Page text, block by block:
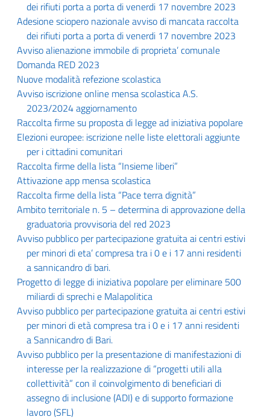
dei rifiuti porta a porta di venerdi 17 novembre 2023
Adesione sciopero nazionale avviso di mancata raccolta
dei rifiuti porta a porta di venerdi 17 novembre 2023
Avviso alienazione immobile di proprieta’ comunale
Domanda RED 2023
Nuove modalità refezione scolastica
Avviso iscrizione online mensa scolastica A.S.
2023/2024 aggiornamento
Raccolta firme su proposta di legge ad iniziativa popolare
Elezioni europee: iscrizione nelle liste elettorali aggiunte
per i cittadini comunitari
Raccolta firme della lista “Insieme liberi”
Attivazione app mensa scolastica
Raccolta firme della lista “Pace terra dignità”
Ambito territoriale n. 5 – determina di approvazione della
graduatoria provvisoria del red 2023
Avviso pubblico per partecipazione gratuita ai centri estivi
per minori di eta’ compresa tra i 0 e i 17 anni residenti
a sannicandro di bari.
Progetto di legge di iniziativa popolare per eliminare 500
miliardi di sprechi e Malapolitica
Avviso pubblico per partecipazione gratuita ai centri estivi
per minori di età compresa tra i 0 e i 17 anni residenti
a Sannicandro di Bari.
Avviso pubblico per la presentazione di manifestazioni di
interesse per la realizzazione di “progetti utili alla
collettività” con il coinvolgimento di beneficiari di
assegno di inclusione (ADI) e di supporto formazione
lavoro (SFL)